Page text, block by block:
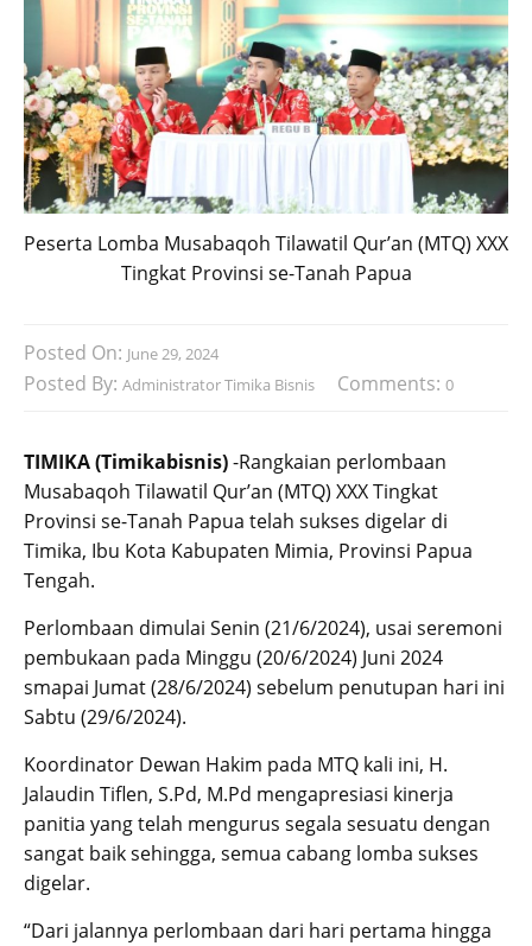
Peserta Lomba Musabaqoh Tilawatil Qur’an (MTQ) XXX
Tingkat Provinsi se-Tanah Papua
Posted On: June 29, 2024
Posted By: Administrator Timika Bisnis Comments: 0
TIMIKA (Timikabisnis)-Rangkaian perlombaan
Musabaqoh Tilawatil Qur’an (MTQ) XXX Tingkat
Provinsi se-Tanah Papua telah sukses digelar di
Timika, Ibu Kota Kabupaten Mimia, Provinsi Papua
Tengah.
Perlombaan dimulai Senin (21/6/2024), usai seremoni
pembukaan pada Minggu (20/6/2024) Juni 2024
smapai Jumat (28/6/2024) sebelum penutupan hari ini
Sabtu (29/6/2024).
Koordinator Dewan Hakim pada MTQ kali ini, H.
Jalaudin Tiflen, S.Pd, M.Pd mengapresiasi kinerja
panitia yang telah mengurus segala sesuatu dengan
sangat baik sehingga, semua cabang lomba sukses
digelar.
“Dari jalannya perlombaan dari hari pertama hingga